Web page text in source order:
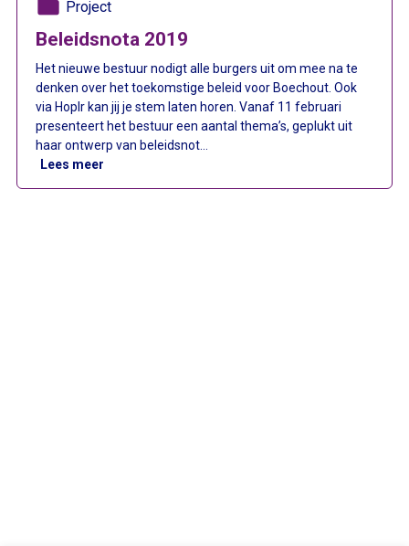
folder Project
Beleidsnota 2019
Het nieuwe bestuur nodigt alle burgers uit om mee na te
denken over het toekomstige beleid voor Boechout. Ook
via Hoplr kan jij je stem laten horen. Vanaf 11 februari
presenteert het bestuur een aantal thema’s, geplukt uit
haar ontwerp van beleidsnot…
Lees meer